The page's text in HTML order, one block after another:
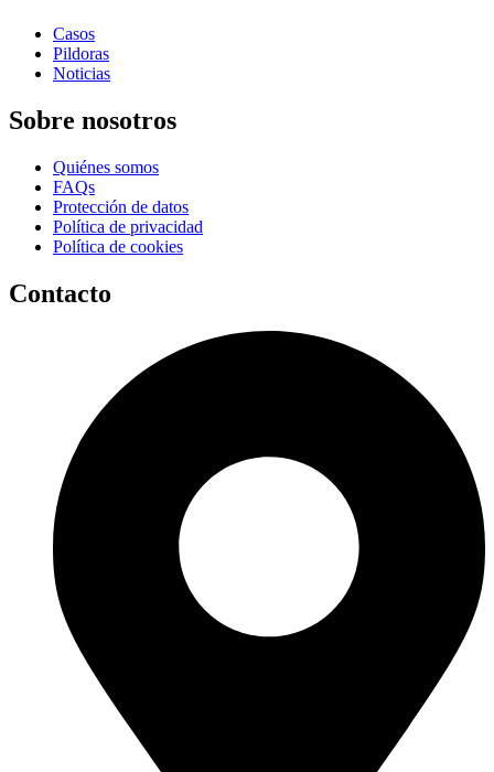
Casos
Pildoras
Noticias
Sobre nosotros
Quiénes somos
FAQs
Protección de datos
Política de privacidad
Política de cookies
Contacto